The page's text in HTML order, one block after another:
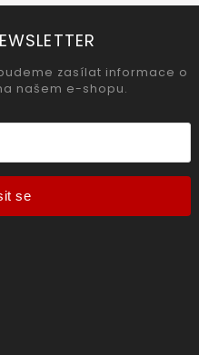
zasílat informace o
našem e-shopu.
se